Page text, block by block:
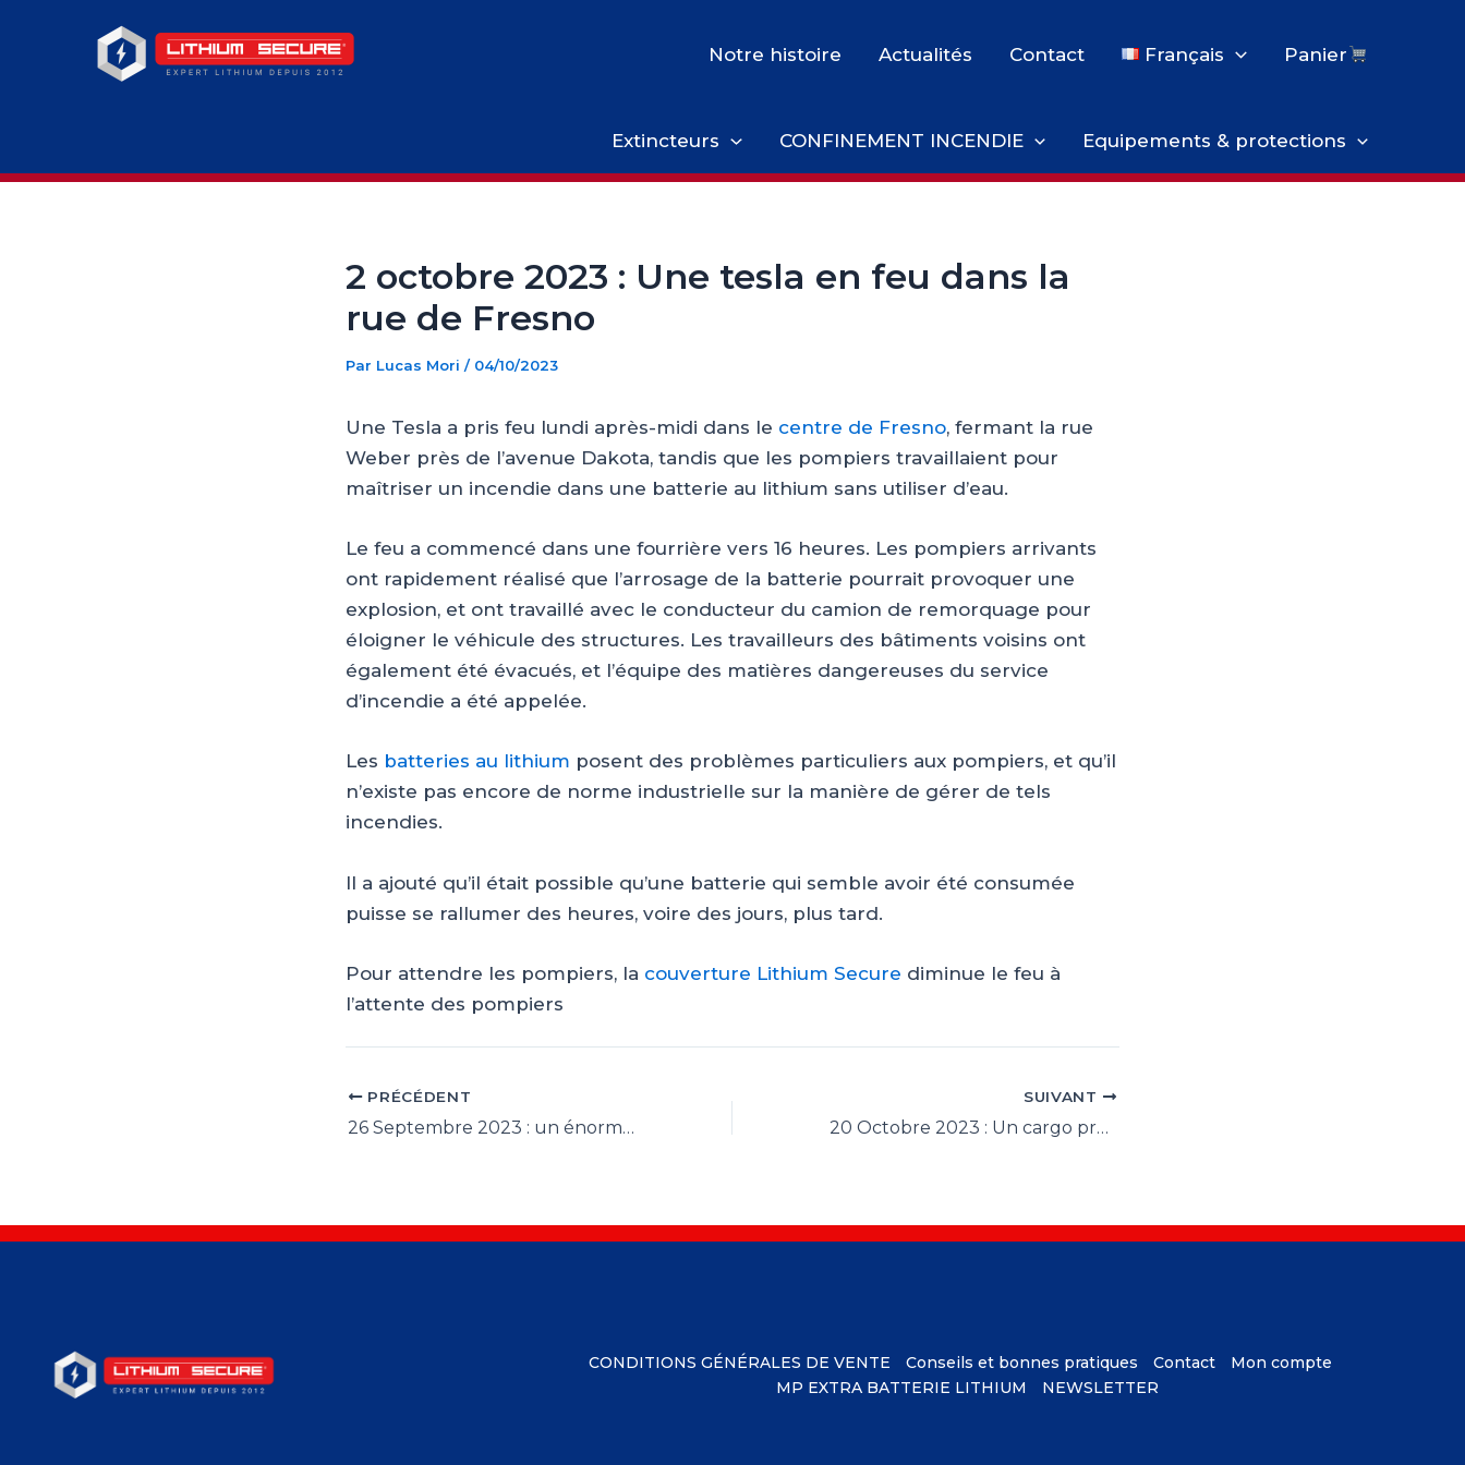
Notre histoire Actualités Contact Français Panier
Extincteurs CONFINEMENT INCENDIE Equipements & protections
2 octobre 2023 : Une tesla en feu dans la
rue de Fresno
Par Lucas Mori / 04/10/2023
Une Tesla a pris feu lundi après-midi dans le centre de Fresno, fermant la rue
Weber près de l’avenue Dakota, tandis que les pompiers travaillaient pour
maîtriser un incendie dans une batterie au lithium sans utiliser d’eau.
Le feu a commencé dans une fourrière vers 16 heures. Les pompiers arrivants
ont rapidement réalisé que l’arrosage de la batterie pourrait provoquer une
explosion, et ont travaillé avec le conducteur du camion de remorquage pour
éloigner le véhicule des structures. Les travailleurs des bâtiments voisins ont
également été évacués, et l’équipe des matières dangereuses du service
d’incendie a été appelée.
Les batteries au lithium posent des problèmes particuliers aux pompiers, et qu’il
n’existe pas encore de norme industrielle sur la manière de gérer de tels
incendies.
Il a ajouté qu’il était possible qu’une batterie qui semble avoir été consumée
puisse se rallumer des heures, voire des jours, plus tard.
Pour attendre les pompiers, la couverture Lithium Secure diminue le feu à
l’attente des pompiers
Navigation
des
PRÉCÉDENT
26 Septembre 2023 : un énorme incendie à Bouldercombe
SUIVANT
20 Octobre 2023 : Un cargo prend feu à cause de motos électriques
CONDITIONS GÉNÉRALES DE VENTE Conseils et bonnes pratiques Contact
Mon compte
MP EXTRA BATTERIE LITHIUM
NEWSLETTER